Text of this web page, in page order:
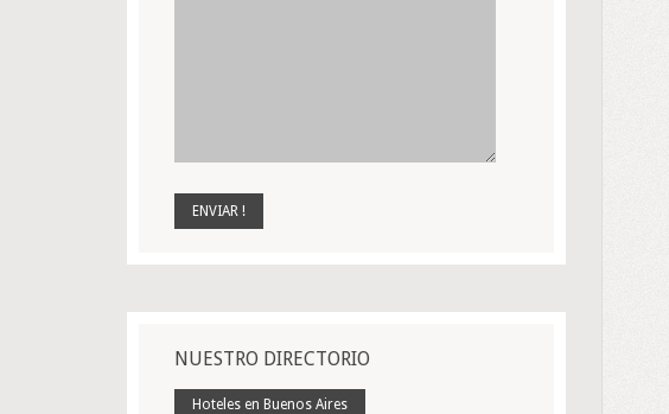
NUESTRO DIRECTORIO
Hoteles en Buenos Aires